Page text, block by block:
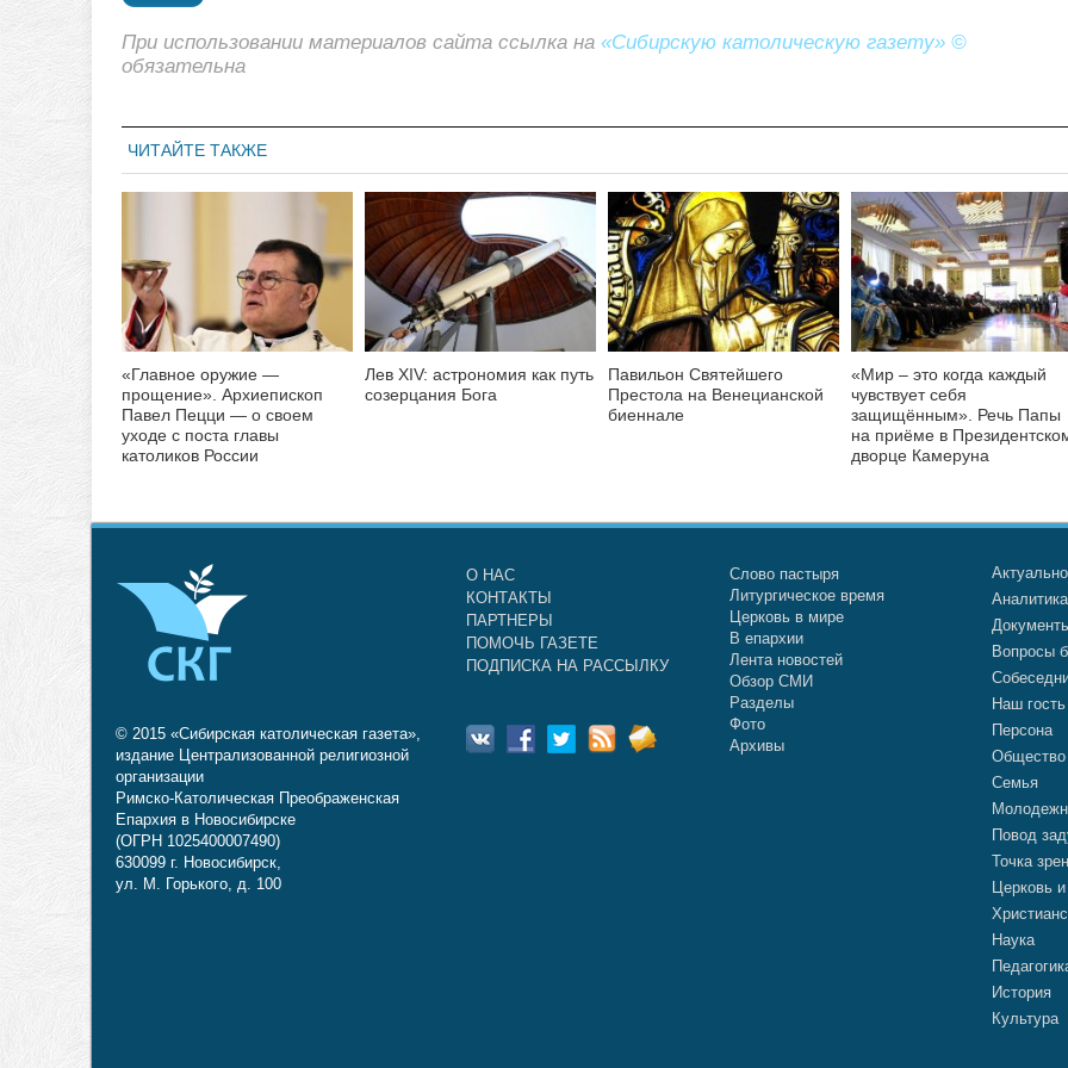
При использовании материалов сайта ссылка на «Сибирскую католическую газету» ©
обязательна
ЧИТАЙТЕ ТАКЖЕ
«Главное оружие —
прощение». Архиепископ
Павел Пецци — о своем
уходе с поста главы
католиков России
Лев XIV: астрономия как путь
созерцания Бога
Павильон Святейшего
Престола на Венецианской
биеннале
«Мир – это когда каждый
чувствует себя
защищённым». Речь Папы
на приёме в
дворце Камеруна
© 2015 «Сибирская католическая газета»,
издание Централизованной религиозной
организации
Римско-Католическая Преображенская
Епархия в Новосибирске
(ОГРН 1025400007490)
630099 г. Новосибирск,
ул. М. Горького, д. 100
О НАС
КОНТАКТЫ
ПАРТНЕРЫ
ПОМОЧЬ ГАЗЕТЕ
ПОДПИСКА НА РАССЫЛКУ
Слово пастыря
Литургическое время
Церковь в мире
В епархии
Лента новостей
Обзор СМИ
Разделы
Фото
Архивы
Актуально
Аналитика
Вопросы
Наш гость
Персона
Общество
Семья
Повод
Точка
Церковь
Наука
История
Культура